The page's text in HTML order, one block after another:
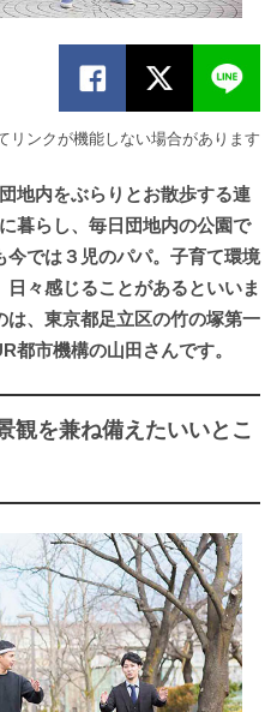
リンクが機能しない場合があります
地内をぶらりとお散歩する連
暮らし、毎日団地内の公園で
では３児のパパ。子育て環境
々感じることがあるといいま
、東京都足立区の竹の塚第一
都市機構の山田さんです。
観を兼ね備えたいいとこ